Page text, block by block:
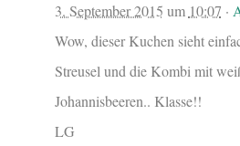
3. September 2015 um 10:07 ·
Wow, dieser Kuchen sieht
Streusel und die Kombi mit
Johannisbeeren.. Klasse!!
LG